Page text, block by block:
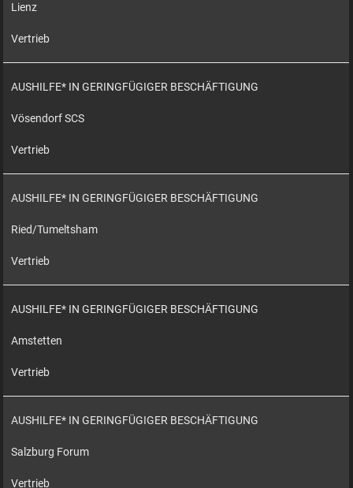
Lienz
Vertrieb
AUSHILFE* IN GERINGFÜGIGER BESCHÄFTIGUNG
Vösendorf SCS
Vertrieb
AUSHILFE* IN GERINGFÜGIGER BESCHÄFTIGUNG
Ried/Tumeltsham
Vertrieb
AUSHILFE* IN GERINGFÜGIGER BESCHÄFTIGUNG
Amstetten
Vertrieb
AUSHILFE* IN GERINGFÜGIGER BESCHÄFTIGUNG
Salzburg Forum
Vertrieb